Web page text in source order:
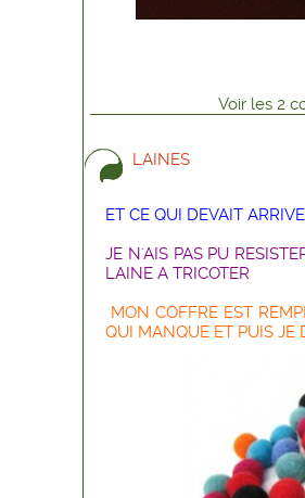
Voir les 2
LAINES
ET CE QUI DEVAIT
JE N'AIS PAS PU
LAINE A TRICOTER
MON COFFRE EST
QUI MANQUE ET PUIS JE